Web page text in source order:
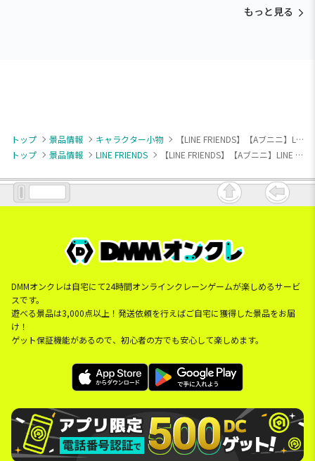
もっと見る
トップ 景品情報 キャラクター小物
【LINE FRIENDS】【Aブニニ】LINE FRIENDS minini ボールチェーン付きぬいぐるみ～ブニニ・チョニニ・ムーニニ～
トップ
景品情報 LINE FRIENDS 【LINE FRIENDS】【Aブニニ】LINE FRIENDS minini ボールチェーン付きぬいぐるみ～ブニニ・チョニニ・ムーニニ～
DMMオンクレは自宅にて24時間オンラインクレーンゲームが楽しめるサービ
スです。
遊べる景品は3,000点以上！発送依頼を行えばご自宅に獲得した景品をお届
け！
ゲット保証機能があるので、初心者の方でも安心して楽しめます。